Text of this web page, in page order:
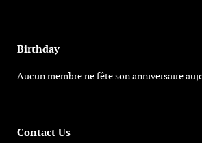
Birthday
Aucun membre ne fête son anniversaire
Contact Us